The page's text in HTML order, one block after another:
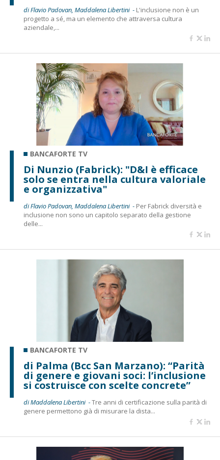
di Flavio Padovan, Maddalena Libertini - L'inclusione non è un
progetto a sé, ma un elemento che attraversa cultura
aziendale,...
BANCAFORTE TV
Di Nunzio (Fabrick): "D&I è efficace
solo se entra nella cultura valoriale
e organizzativa"
di Flavio Padovan, Maddalena Libertini - Per Fabrick diversità e
inclusione non sono un capitolo separato della gestione
delle...
BANCAFORTE TV
di Palma (Bcc San Marzano): “Parità
di genere e giovani soci: l’inclusione
si costruisce con scelte concrete”
di Maddalena Libertini -Tre anni di certificazione sulla parità di
genere permettono già di misurare la dista...